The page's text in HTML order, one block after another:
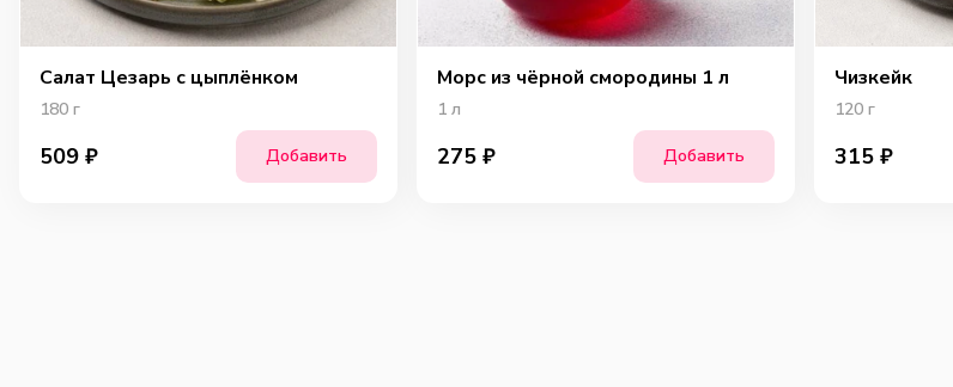
Салат Цезарь с цыплёнком
180 г
509 ₽ Добавить
Морс из чёрной смородины 1 л
1 л
275 ₽ Добавить
Чизкейк
120 г
315 ₽